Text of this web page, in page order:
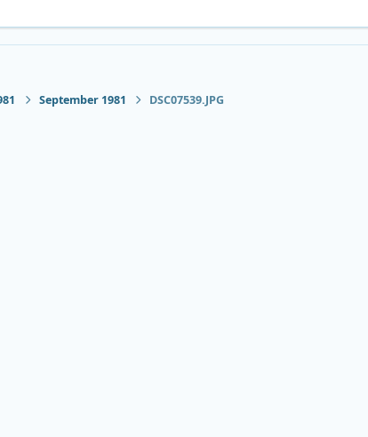
September 1981 DSC07539.JPG